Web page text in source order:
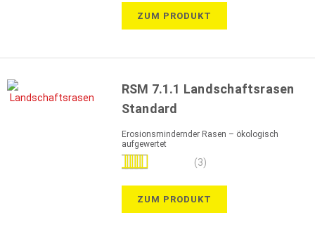
ZUM PRODUKT
RSM 7.1.1 Landschaftsrasen
Standard
Erosionsmindernder Rasen – ökologisch
aufgewertet
Bewertung:
(3)
ZUM PRODUKT